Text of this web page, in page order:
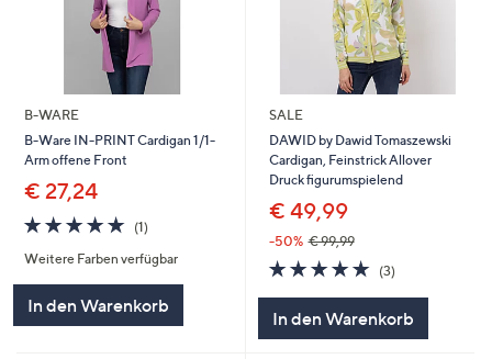
B-WARE
B-Ware IN-PRINT Cardigan 1/1-
Arm offene Front
€ 27,24
5.0
von
5
(1)
Weitere Farben verfügbar
In den Warenkorb
SALE
DAWID by Dawid Tomaszewski
Cardigan, Feinstrick Allover
Druck figurumspielend
€ 49,99
-50% € 99,99
5.0
von
(3)3
In den Warenkorb